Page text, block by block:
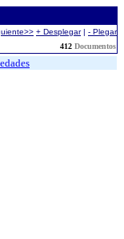
+ Desplegar| - Plegar
412 Documentos